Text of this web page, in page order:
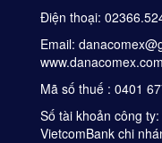
Điện thoại:
Email:
www.danacomex.com
Mã số thuế : 0401
Số tài khoản công
VietcomBank chi